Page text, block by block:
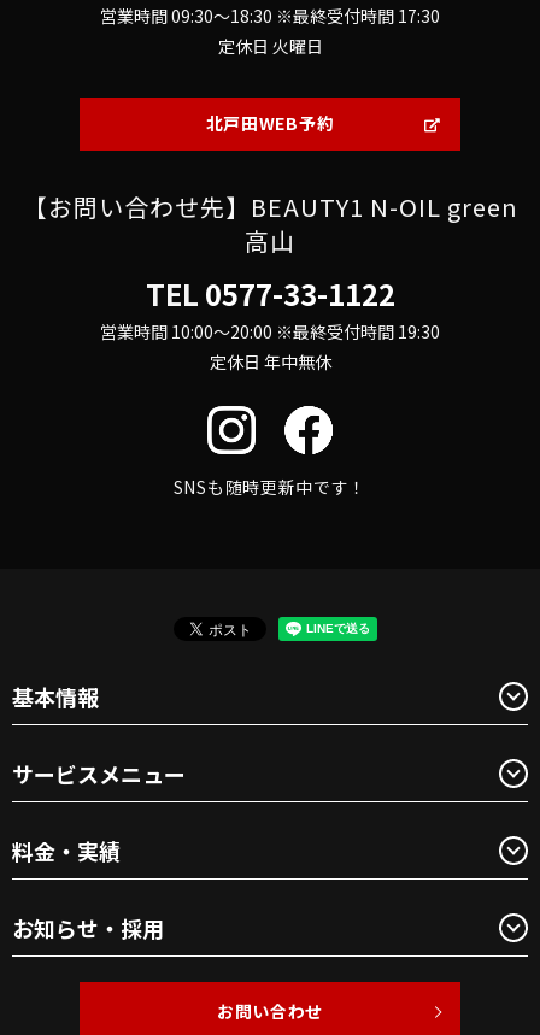
営業時間 09:30～18:30 ※最終受付時間 17:30
定休日 火曜日
北戸田WEB予約
【お問い合わせ先】BEAUTY1 N-OIL green
高山
TEL 0577-33-1122
営業時間 10:00～20:00 ※最終受付時間 19:30
定休日 年中無休
SNSも随時更新中です！
基本情報
サービスメニュー
料金・実績
お知らせ・採用
お問い合わせ